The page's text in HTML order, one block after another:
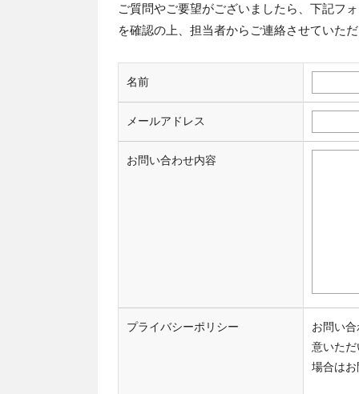
ご質問やご要望がございましたら、下記フ
を確認の上、担当者からご連絡させていた
名前
メールアドレス
お問い合わせ内容
プライバシーポリシー
お問い
意いた
場合は